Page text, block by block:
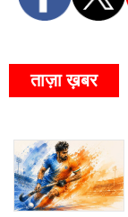
ताज़ा ख़बर